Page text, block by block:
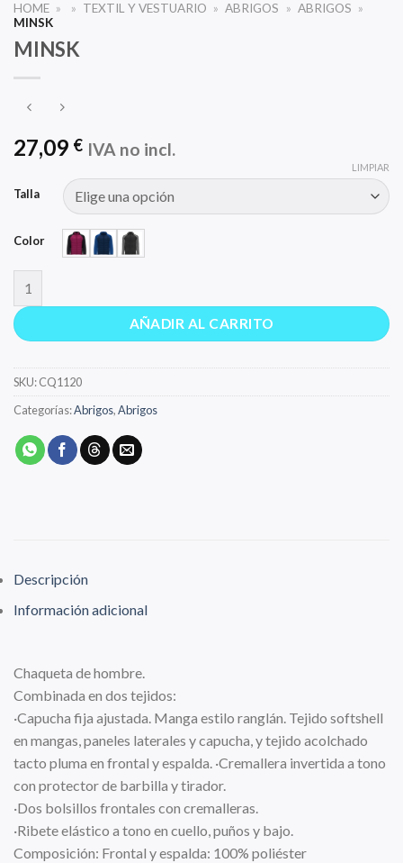
HOME » » TEXTIL Y VESTUARIO » ABRIGOS » ABRIGOS »
MINSK
MINSK
27,09 € IVA no incl.
Talla
Color
LIMPIAR
AÑADIR AL CARRITO
SKU:CQ1120
Categorías:Abrigos,Abrigos
Descripción
Información adicional
Chaqueta de hombre.
Combinada en dos tejidos:
·Capucha fija ajustada. Manga estilo ranglán. Tejido softshell
en mangas, paneles laterales y capucha, y tejido acolchado
tacto pluma en frontal y espalda. ·Cremallera invertida a tono
con protector de barbilla y tirador.
·Dos bolsillos frontales con cremalleras.
·Ribete elástico a tono en cuello, puños y bajo.
Composición: Frontal y espalda: 100% poliéster